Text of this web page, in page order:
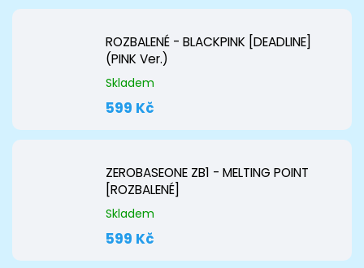
ROZBALENÉ - BLACKPINK [DEADLINE]
(PINK Ver.)
Skladem
599 Kč
ZEROBASEONE ZB1 - MELTING POINT
[ROZBALENÉ]
Skladem
599 Kč